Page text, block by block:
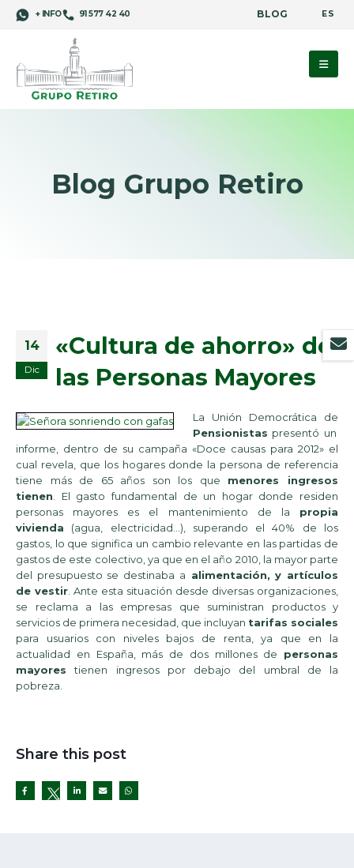
+ INFO 91 577 42 40 BLOG ES
Blog Grupo Retiro
14
Dic
«Cultura de ahorro» de
las Personas Mayores
La Unión Democrática de
Pensionistas presentó un
informe, dentro de su campaña «Doce causas para 2012» el
cual revela, que los hogares donde la persona de referencia
tiene más de 65 años son los que menores ingresos
tienen . El gasto fundamental de un hogar donde residen
personas mayores es el mantenimiento de la propia
vivienda (agua, electricidad…), superando el 40% de los
gastos, lo que significa un cambio relevante en las partidas de
gastos de este colectivo, ya que en el año 2010, la mayor parte
del presupuesto se destinaba a alimentación, y artículos
de vestir . Ante esta situación desde diversas organizaciones,
se reclama a las empresas que suministran productos y
servicios de primera necesidad, que incluyan tarifas sociales
para usuarios con niveles bajos de renta, ya que en la
actualidad en España, más de dos millones de personas
mayores tienen ingresos por debajo del umbral de la
pobreza.
Share this post